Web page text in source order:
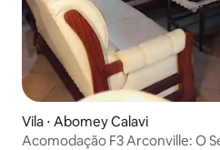
Vila ⋅ Abomey Calavi
Acomodação F3 Arconville: O